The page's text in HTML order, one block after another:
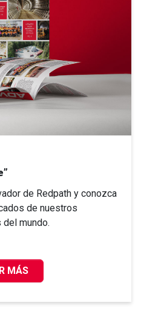
de Redpath y conozca
de nuestros
mundo.
MÁS
DE 2021 - “ADVANCE”